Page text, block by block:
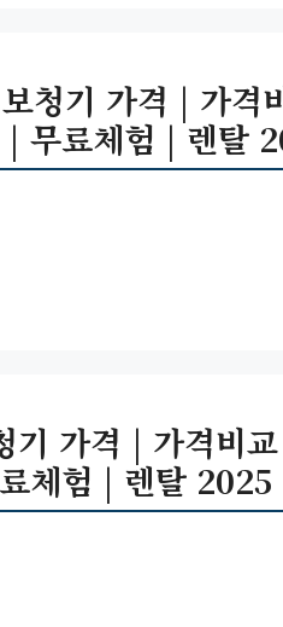
청기 가격 | 가격
무료체험 | 렌탈
기 가격 | 가격비
체험 | 렌탈 2025